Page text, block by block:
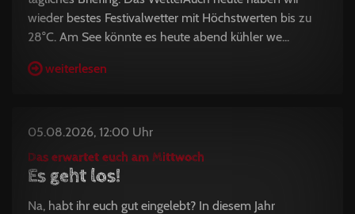
wieder bestes Festivalwetter mit Höchstwerten bis zu
28°C. Am See könnte es heute abend kühler we...
weiterlesen
05.08.2026, 12:00 Uhr
Das erwartet euch am Mittwoch
Es geht los!
Na, habt ihr euch gut eingelebt? In diesem Jahr